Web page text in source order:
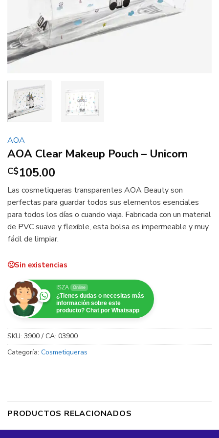
AOA
AOA Clear Makeup Pouch – Unicorn
C$105.00
Las cosmetiqueras transparentes AOA Beauty son
perfectas para guardar todos sus elementos esenciales
para todos los días o cuando viaja. Fabricada con un material
de PVC suave y flexible, esta bolsa es impermeable y muy
fácil de limpiar.
Sin existencias
ISZA Online
¿Tienes dudas o necesitas más
información sobre este
producto? Chat por Whatsapp
SKU: 3900 / CA: 03900
Categoría: Cosmetiqueras
PRODUCTOS RELACIONADOS